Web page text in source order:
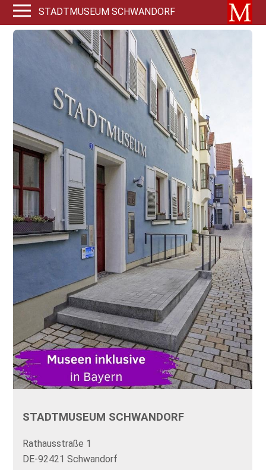
STADTMUSEUM SCHWANDORF
STADTMUSEUM SCHWANDORF
Rathausstraße 1
DE-92421 Schwandorf